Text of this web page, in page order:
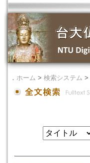
． ホーム > 検索システム >